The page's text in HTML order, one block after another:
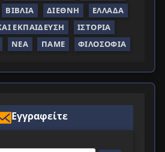
ΒΙΒΛΊΑ ΔΙΕΘΝΉ
ΕΛΛΆΔΑ
ΕΚΠΑΊΔΕΥΣΗ
ΙΣΤΟΡΊΑ
ΝΈΑ ΠΑΜΕ ΦΙΛΟΣΟΦΊΑ
Εγγραφείτε